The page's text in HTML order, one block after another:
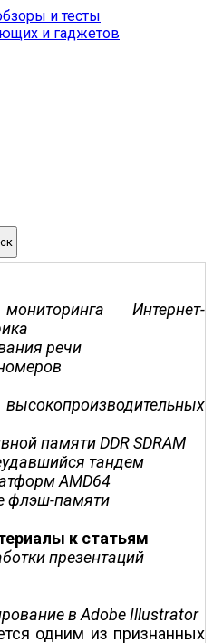
Интернет-
речи
памяти DDR SDRAM
тандем
AMD64
флэш-памяти
к статьям
презентаций
в Adobe Illustrator
одним из признанных